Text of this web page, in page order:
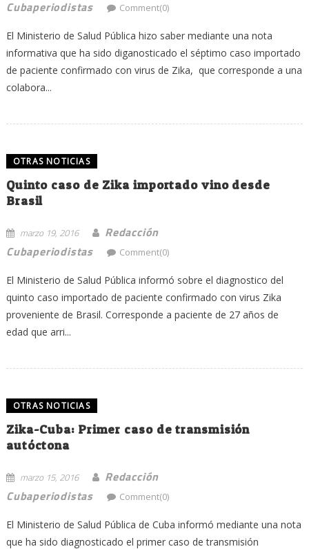
Cubaperiodistas Comment(0)
El Ministerio de Salud Pública hizo saber mediante una nota
informativa que ha sido diganosticado el séptimo caso importado
de paciente confirmado con virus de Zika, que corresponde a una
colabora...
OTRAS NOTICIAS
Quinto caso de Zika importado vino desde
Brasil
marzo 19, 2016
Redacción
Cubaperiodistas
Comment(0)
El Ministerio de Salud Pública informó sobre el diagnostico del
quinto caso importado de paciente confirmado con virus Zika
proveniente de Brasil. Corresponde a paciente de 27 años de
edad que arri...
OTRAS NOTICIAS
Zika-Cuba: Primer caso de transmisión
autóctona
marzo 15, 2016
Redacción
Cubaperiodistas
Comment(0)
El Ministerio de Salud Pública de Cuba informó mediante una nota
que ha sido diagnosticado el primer caso de transmisión